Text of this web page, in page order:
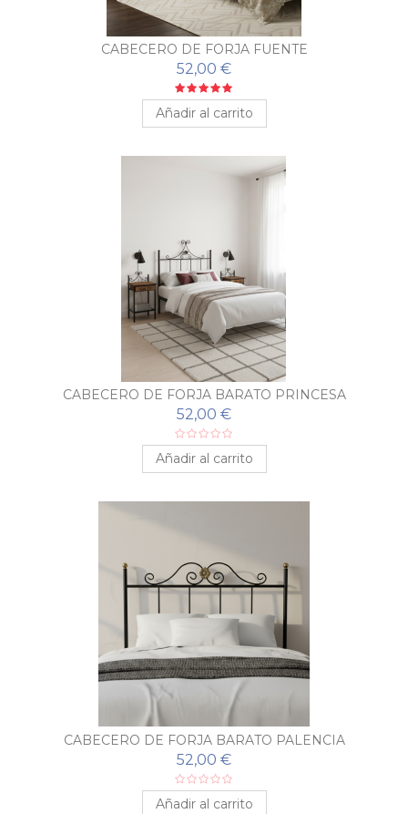
CABECERO DE FORJA FUENTE
52,00 €
Añadir al carrito
CABECERO DE FORJA BARATO PRINCESA
52,00 €
Añadir al carrito
CABECERO DE FORJA BARATO PALENCIA
52,00 €
Añadir al carrito